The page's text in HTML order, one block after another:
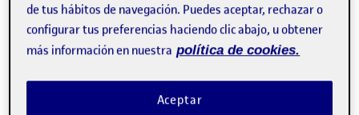
Publicado porDiario de Proceso – Comentario 1.
Publicado por
David Angel Castro Miranda
Fecha de publicación
comentario en Diario de Proceso – Comentario
de tus hábitos de navegación. Puedes aceptar, rechazar o
configurar tus preferencias haciendo clic abajo, u obtener
más información en nuestra política de cookies.
Aceptar